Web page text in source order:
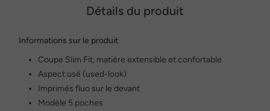
Détails du produit
Informations sur le produit
Coupe Slim Fit, matière extensible et confortable
Aspect usé (used-look)
Imprimés fluo sur le devant
Modèle 5 poches